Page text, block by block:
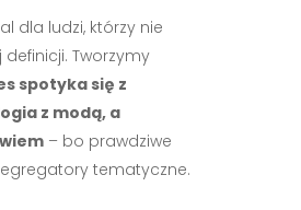
dla ludzi, którzy nie
Tworzymy
spotyka się z
z modą, a
– bo prawdziwe
tematyczne.